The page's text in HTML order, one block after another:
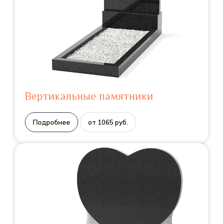
Вертикальные памятники
Подробнее от 1065 руб.